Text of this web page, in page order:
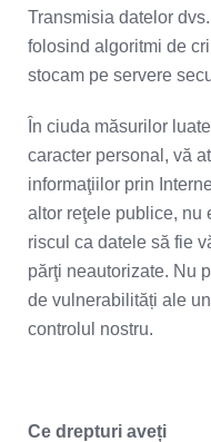
Transmisia datelor
folosind algoritmi de
stocam pe servere
În ciuda măsurilor
caracter personal, vă
informaţiilor prin
altor reţele publice, nu
riscul ca datele să fie
părţi neautorizate. Nu
de vulnerabilități ale
controlul nostru.
Ce drepturi aveți